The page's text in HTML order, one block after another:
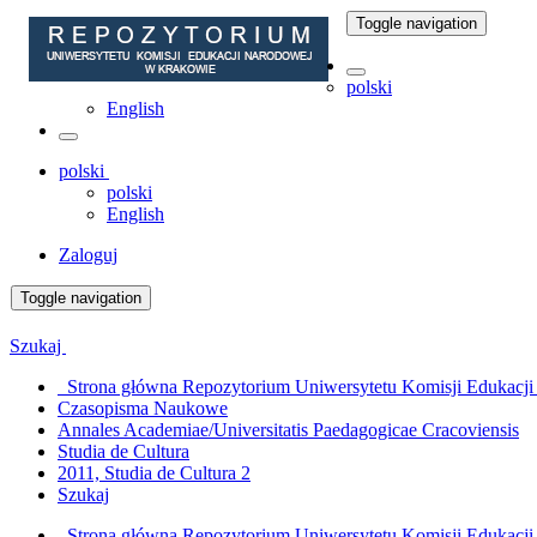
Toggle navigation
polski
English
polski
polski
English
Zaloguj
Toggle navigation
Szukaj
Strona główna Repozytorium Uniwersytetu Komisji
Czasopisma Naukowe
Annales Academiae/Universitatis Paedagogicae Cracoviensis
Studia de Cultura
2011, Studia de Cultura 2
Szukaj